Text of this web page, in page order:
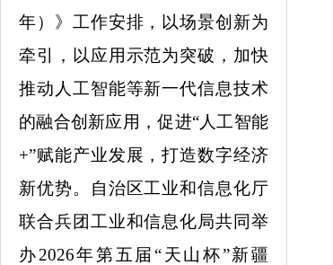
年）》工作安排，以场景创新为
牵引，以应用示范为突破，加快
推动人工智能等新一代信息技术
的融合创新应用，促进“人工智能
+”赋能产业发展，打造数字经济
新优势。自治区工业和信息化厅
联合兵团工业和信息化局共同举
办2026年第五届“天山杯”新疆